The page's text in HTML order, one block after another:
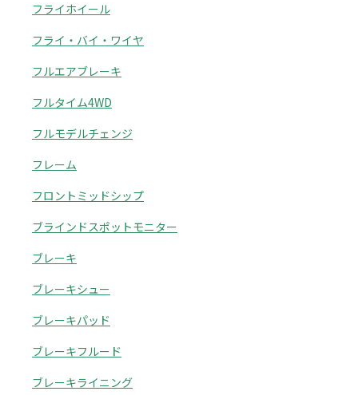
フライホイール
フライ・バイ・ワイヤ
フルエアブレーキ
フルタイム4WD
フルモデルチェンジ
フレーム
フロントミッドシップ
ブラインドスポットモニター
ブレーキ
ブレーキシュー
ブレーキパッド
ブレーキフルード
ブレーキライニング